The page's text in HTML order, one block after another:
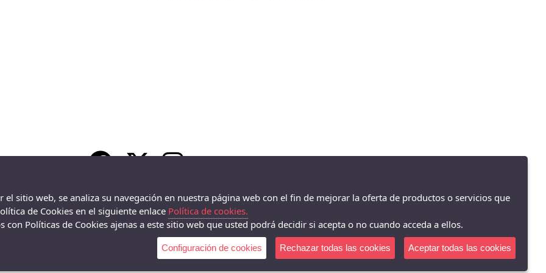
sitio web, se analiza su navegación en nuestra página web con el fin de mejorar la oferta de productos o servicios que
de Cookies en el siguiente enlace Política de cookies.
Políticas de Cookies ajenas a este sitio web que usted podrá decidir si acepta o no cuando acceda a ellos.
Configuración de cookies Rechazar todas las cookies Aceptar todas las cookies